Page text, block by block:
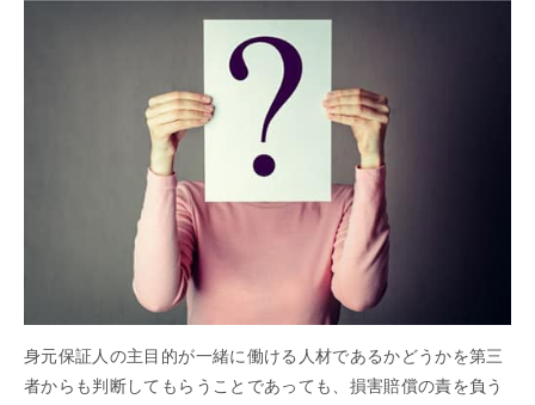
身元保証人の主目的が一緒に働ける人材であるかどうかを第三
者からも判断してもらうことであっても、損害賠償の責を負う